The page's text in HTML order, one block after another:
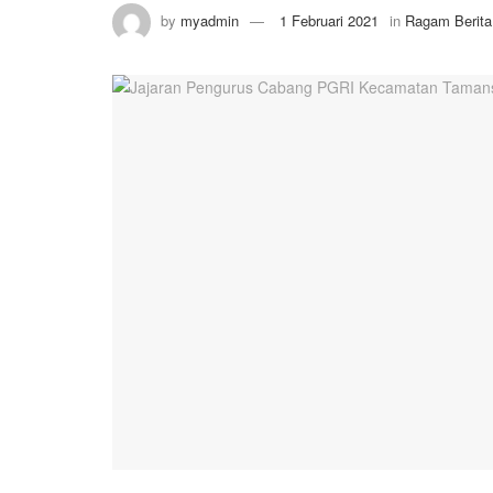
by myadmin 1 Februari 2021 in Ragam Berita